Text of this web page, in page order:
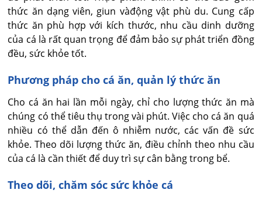
thức ăn dạng viên, giun vàđộng vật phù du. Cung cấp
thức ăn phù hợp với kích thước, nhu cầu dinh dưỡng
của cá là rất quan trọng để đảm bảo sự phát triển đồng
đều, sức khỏe tốt.
Phương pháp cho cá ăn, quản lý thức ăn
Cho cá ăn hai lần mỗi ngày, chỉ cho lượng thức ăn mà
chúng có thể tiêu thụ trong vài phút. Việc cho cá ăn quá
nhiều có thể dẫn đến ô nhiễm nước, các vấn đề sức
khỏe. Theo dõi lượng thức ăn, điều chỉnh theo nhu cầu
của cá là cần thiết để duy trì sự cân bằng trong bể.
Theo dõi, chăm sóc sức khỏe cá